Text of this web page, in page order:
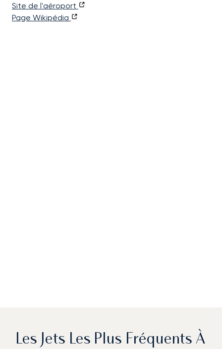
Site de l'aéroport
Page Wikipédia
Les Jets Les Plus Fréquents À